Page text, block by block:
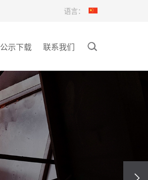
语言：
公示下载 联系我们